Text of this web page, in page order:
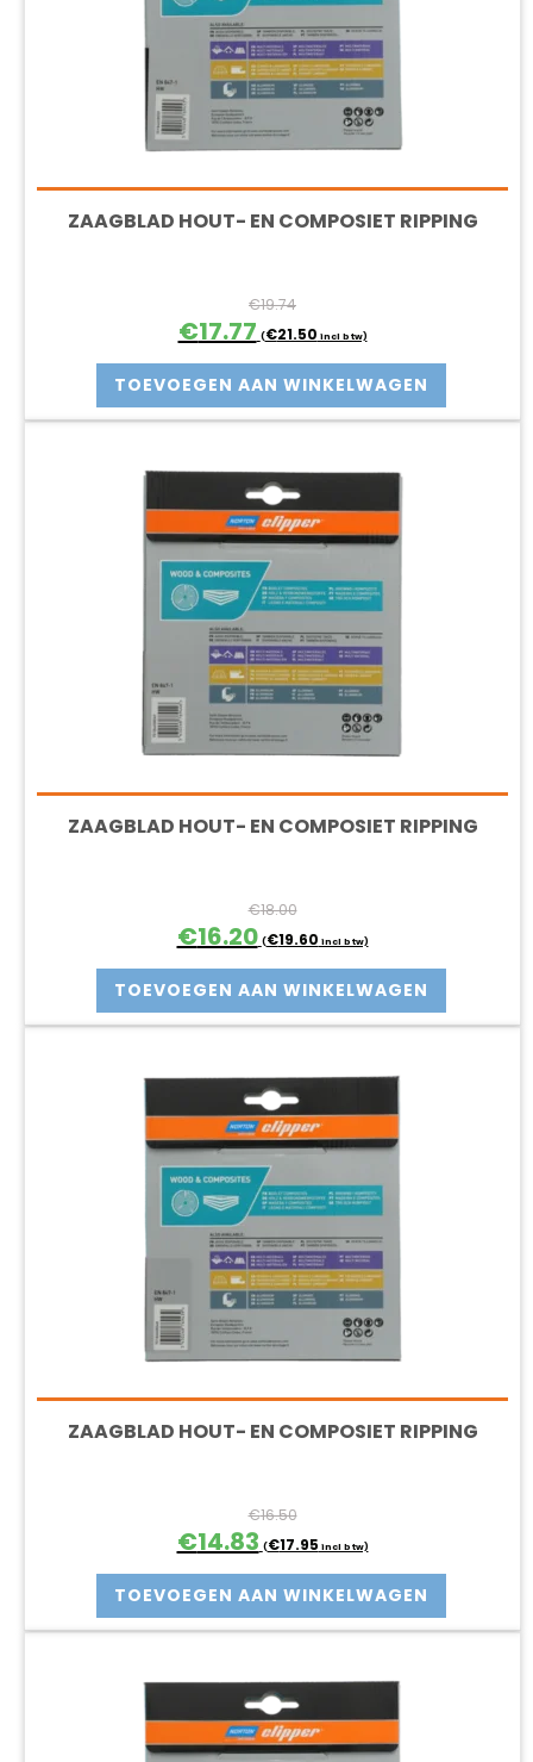
ZAAGBLAD HOUT- EN COMPOSIET RIPPING
€19.74
Oorspronkelijke
prijs
was:
€19.74.
€17.77Huidige
prijs
is:
€17.77.
(€21.50 incl btw)
TOEVOEGEN AAN WINKELWAGEN
ZAAGBLAD HOUT- EN COMPOSIET RIPPING
€18.00
Oorspronkelijke
prijs
was:
€18.00.
€16.20Huidige
prijs
is:
€16.20.
(€19.60 incl btw)
TOEVOEGEN AAN WINKELWAGEN
ZAAGBLAD HOUT- EN COMPOSIET RIPPING
€16.50
Oorspronkelijke
prijs
was:
€16.50.
€14.83Huidige
prijs
is:
€14.83.
(€17.95 incl btw)
TOEVOEGEN AAN WINKELWAGEN